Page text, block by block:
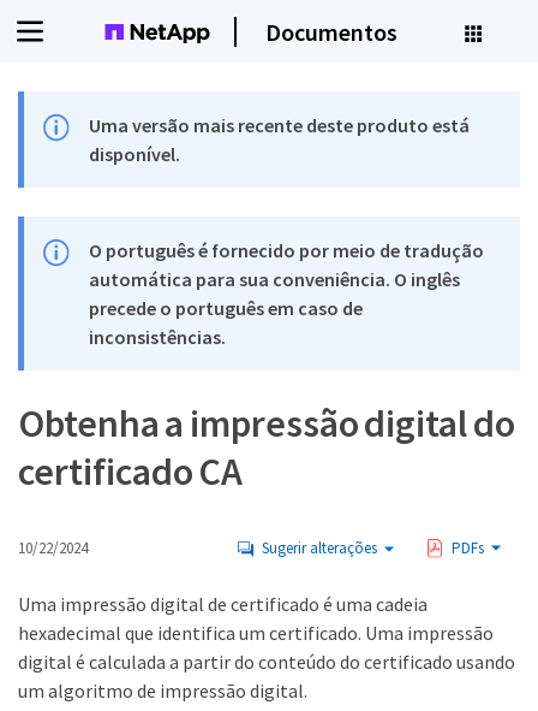
Documentos
Uma versão mais recente deste produto está
disponível.
O português é fornecido por meio de tradução
automática para sua conveniência. O inglês
precede o português em caso de
inconsistências.
Obtenha a impressão digital do
certificado CA
10/22/2024 Sugerir alterações PDFs
Uma impressão digital de certificado é uma cadeia
hexadecimal que identifica um certificado. Uma impressão
digital é calculada a partir do conteúdo do certificado usando
um algoritmo de impressão digital.